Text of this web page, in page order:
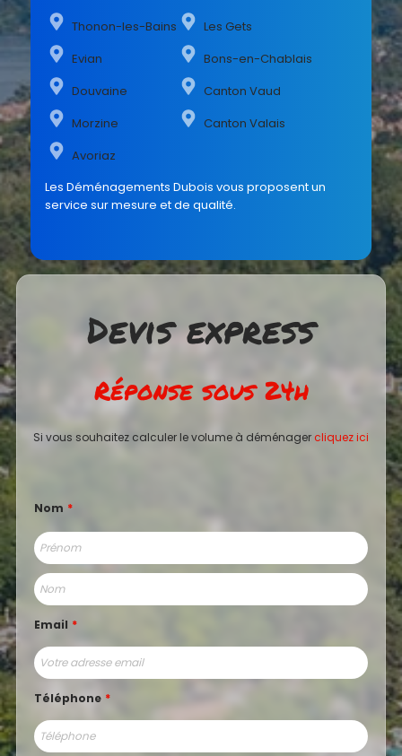
Thonon-les-Bains
Evian
Douvaine
Morzine
Avoriaz
Les Gets
Bons-en-Chablais
Canton Vaud
Canton Valais
Les Déménagements Dubois vous proposent un
service sur mesure et de qualité.
Devis express
Réponse sous 24h
Si vous souhaitez calculer le volume à déménager cliquez ici
Nom *
Prénom
Email *
Téléphone *